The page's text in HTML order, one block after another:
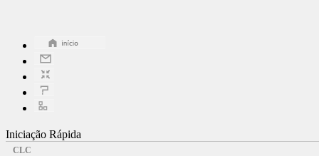
Iniciação Rápida
CLC